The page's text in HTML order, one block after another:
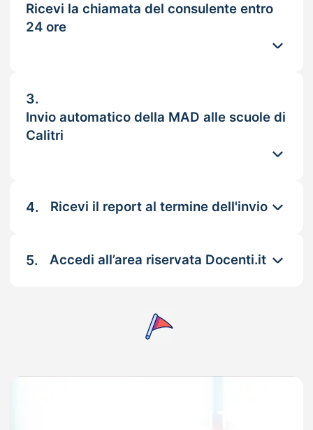
Ricevi la chiamata del consulente entro
24 ore
3.
Invio automatico della MAD alle scuole di
Calitri
4. Ricevi il report al termine dell'invio
5. Accedi all’area riservata Docenti.it